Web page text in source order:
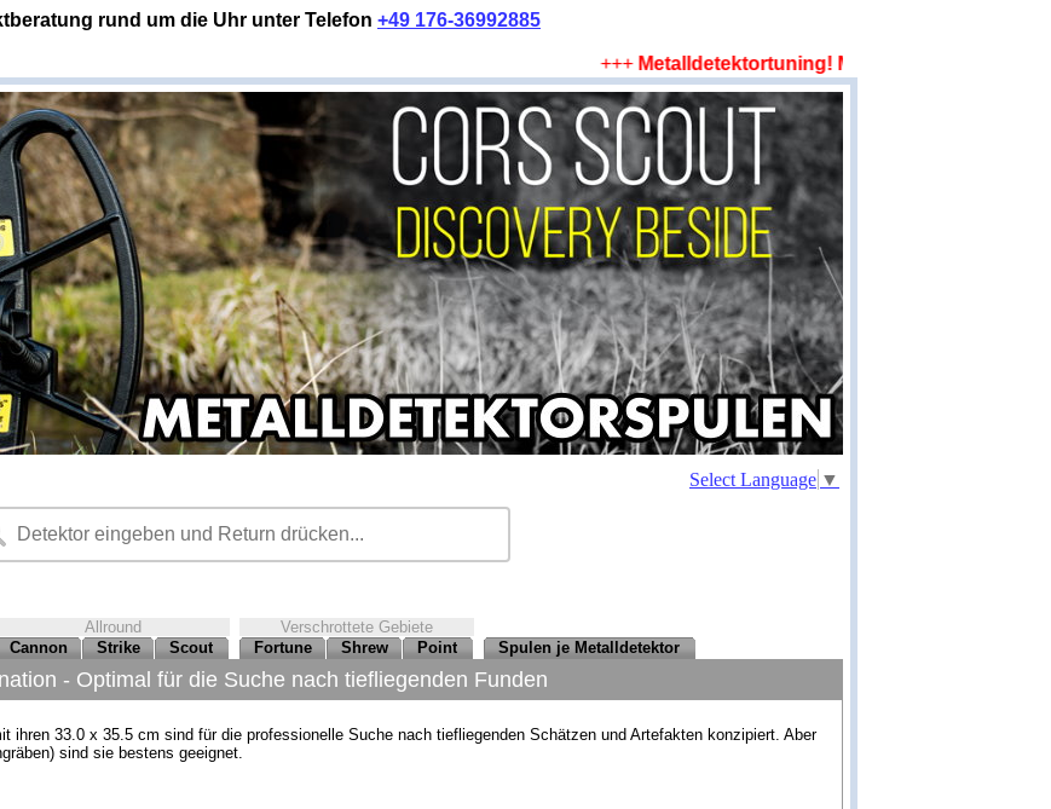
rund um die Uhr unter Telefon +49 176-36992885
+++Metalldetektortuning! Mehr Tiefe, mehr Fläche,
Select Language ▼
Allround
Verschrottete Gebiete
Cannon Strike Scout Fortune Shrew Point Spulen je Metalldetektor
- Optimal für die Suche nach tiefliegenden Funden
ihren 33.0 x 35.5 cm sind für die professionelle Suche nach tiefliegenden Schätzen und Artefakten konzipiert. Aber
sind sie bestens geeignet.